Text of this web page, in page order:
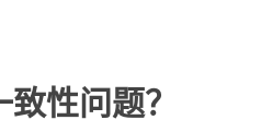
性问题？